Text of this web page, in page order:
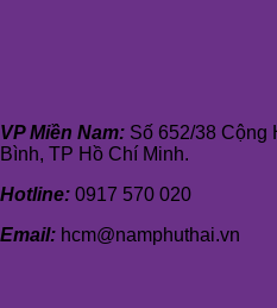
VP Miền Nam: Số 652/38 Cộng
Bình, TP Hồ Chí Minh.
Hotline: 0917 570 020
Email: hcm@namphuthai.vn